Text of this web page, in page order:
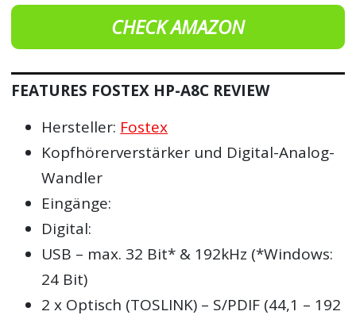
CHECK AMAZON
FEATURES FOSTEX HP-A8C REVIEW
Hersteller: Fostex
Kopfhörerverstärker und Digital-Analog-
Wandler
Eingänge:
Digital:
USB – max. 32 Bit* & 192kHz (*Windows:
24 Bit)
2 x Optisch (TOSLINK) – S/PDIF (44,1 – 192